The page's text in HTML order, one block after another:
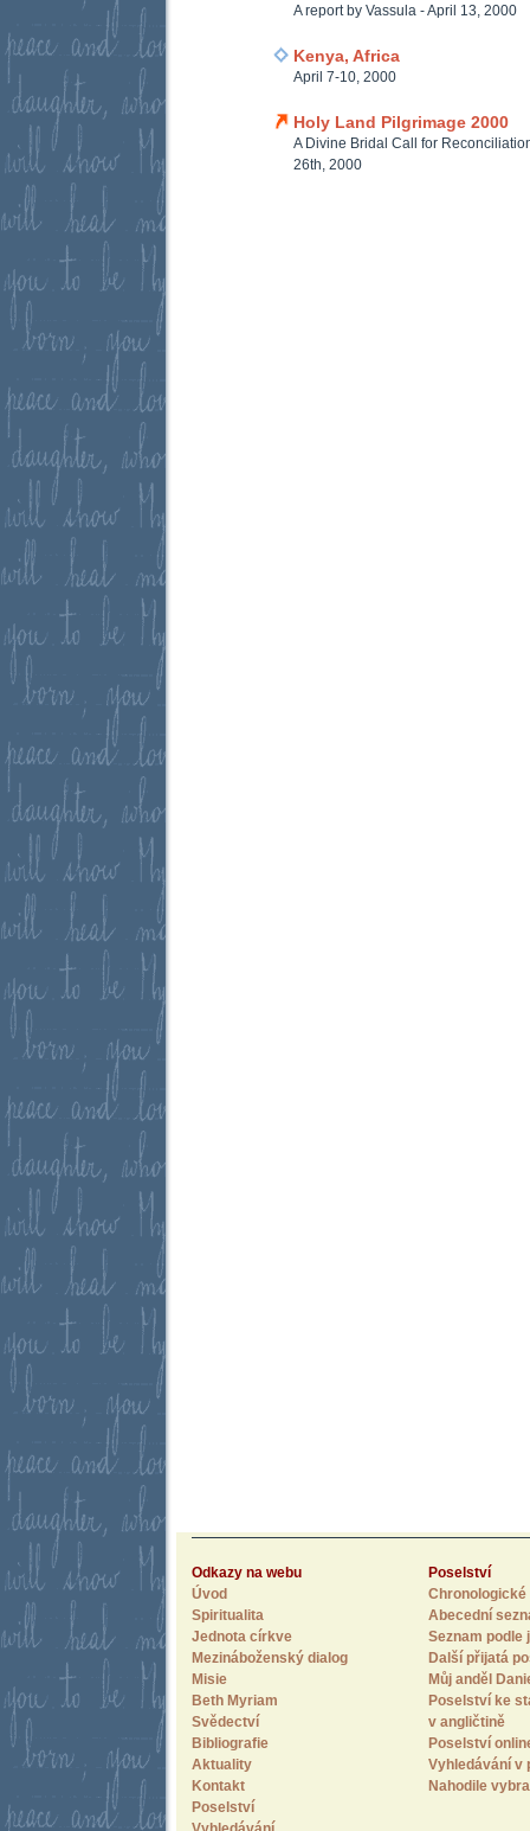
A report by Vassula - April 13, 2000
Kenya, Africa
April 7-10, 2000
Holy Land Pilgrimage 2000
A Divine Bridal Call for
26th, 2000
Odkazy na webu
Úvod
Spiritualita
Jednota církve
Mezináboženský dialog
Misie
Beth Myriam
Svědectví
Bibliografie
Aktuality
Kontakt
Poselství
Poselství
Chronologické
Abecední
Seznam
Další přijatá
Můj anděl
Poselství ke
v angličtině
Poselství
Vyhledávání v
Nahodile